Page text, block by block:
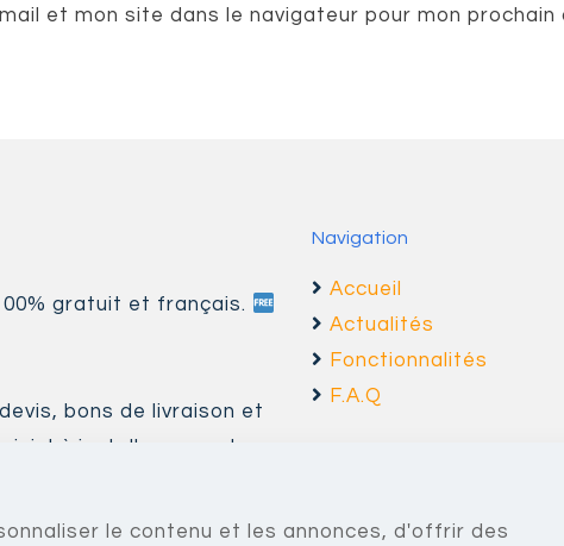
et mon site dans le navigateur pour mon prochain
gratuit et français.
bons de livraison et
à installer sur votre
une simple connexion
smartphone.
Navigation
Accueil
Actualités
Fonctionnalités
F.A.Q
le contenu et les annonces, d'offrir des